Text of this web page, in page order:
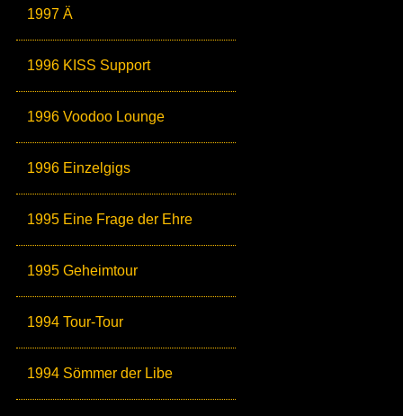
1997 Ä
1996 KISS Support
1996 Voodoo Lounge
1996 Einzelgigs
1995 Eine Frage der Ehre
1995 Geheimtour
1994 Tour-Tour
1994 Sömmer der Libe